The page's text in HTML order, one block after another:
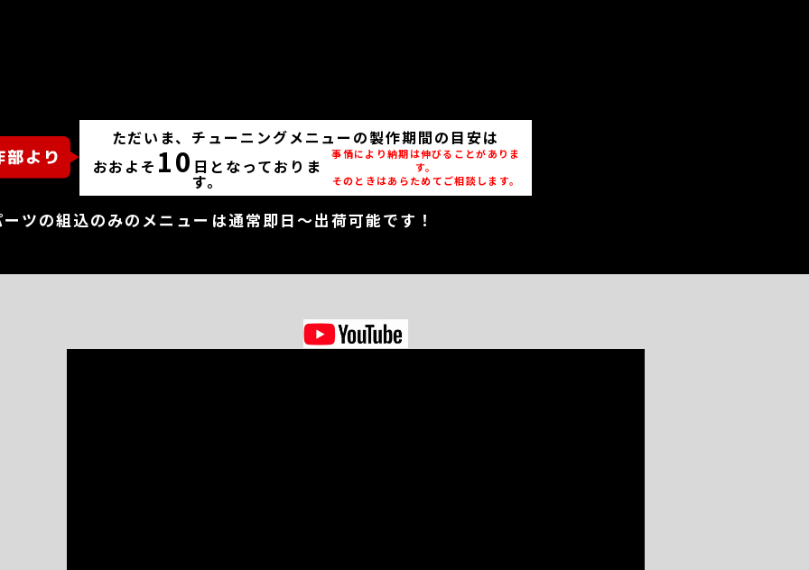
ただいま、チューニングメニューの製作期間の目安は
おおよそ 10 日となっておりま
す。
事情により納期は伸びることがありま
す。
そのときはあらためてご相談します。
ツの組込のみのメニューは通常即日～出荷可能です！